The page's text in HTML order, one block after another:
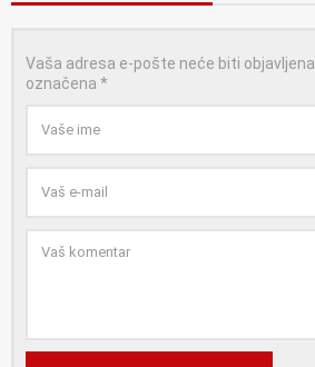
Vaša adresa e-pošte neće biti objavljena.
označena *